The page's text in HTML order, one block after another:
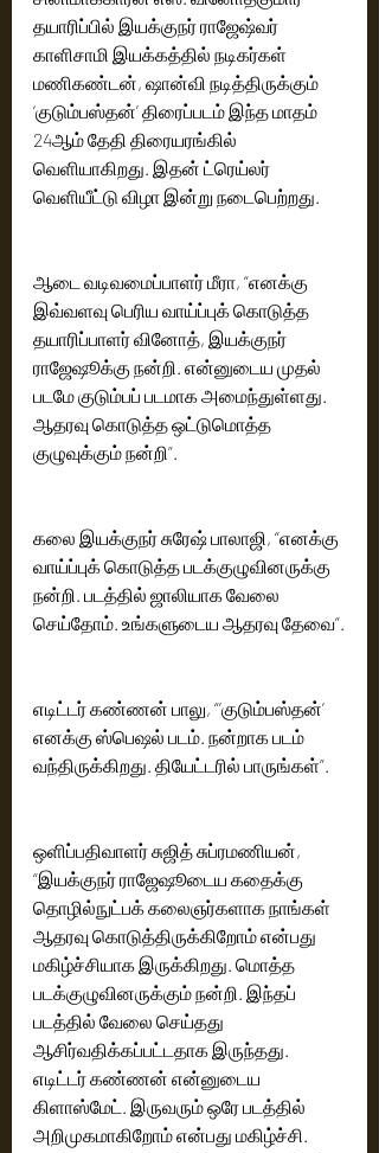
தயாரிப்பில் இயக்குநர் ராஜேஷ்வர்
காளிசாமி இயக்கத்தில் நடிகர்கள்
மணிகண்டன், ஷான்வி நடித்திருக்கும்
‘குடும்பஸ்தன்’ திரைப்படம் இந்த மாதம்
24ஆம் தேதி திரையரங்கில்
வெளியாகிறது. இதன் ட்ரெய்லர்
வெளியீட்டு விழா இன்று நடைபெற்றது.
ஆடை வடிவமைப்பாளர் மீரா, “எனக்கு
இவ்வளவு பெரிய வாய்ப்புக் கொடுத்த
தயாரிப்பாளர் வினோத், இயக்குநர்
ராஜேஷூக்கு நன்றி. என்னுடைய முதல்
படமே குடும்பப் படமாக அமைந்துள்ளது.
ஆதரவு கொடுத்த ஒட்டுமொத்த
குழுவுக்கும் நன்றி”.
கலை இயக்குநர் சுரேஷ் பாலாஜி, “எனக்கு
வாய்ப்புக் கொடுத்த படக்குழுவினருக்கு
நன்றி. படத்தில் ஜாலியாக வேலை
செய்தோம். உங்களுடைய ஆதரவு தேவை”.
எடிட்டர் கண்ணன் பாலு, “’குடும்பஸ்தன்’
எனக்கு ஸ்பெஷல் படம். நன்றாக படம்
வந்திருக்கிறது. தியேட்டரில் பாருங்கள்”.
ஒளிப்பதிவாளர் சுஜித் சுப்ரமணியன்,
“இயக்குநர் ராஜேஷூடைய கதைக்கு
தொழில்நுட்பக் கலைஞர்களாக நாங்கள்
ஆதரவு கொடுத்திருக்கிறோம் என்பது
மகிழ்ச்சியாக இருக்கிறது. மொத்த
படக்குழுவினருக்கும் நன்றி. இந்தப்
படத்தில் வேலை செய்தது
ஆசிர்வதிக்கப்பட்டதாக இருந்தது.
எடிட்டர் கண்ணன் என்னுடைய
கிளாஸ்மேட். இருவரும் ஒரே படத்தில்
அறிமுகமாகிறோம் என்பது மகிழ்ச்சி.